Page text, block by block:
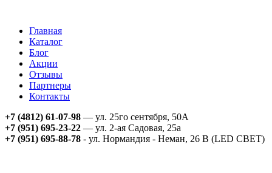
Главная
Каталог
Блог
Акции
Отзывы
Партнеры
Контакты
+7 (4812) 61-07-98 — ул. 25го сентября, 50А
+7 (951) 695-23-22 — ул. 2-ая Садовая, 25а
+7 (951) 695-88-78 - ул. Нормандия - Неман, 26 В (LED СВЕТ)